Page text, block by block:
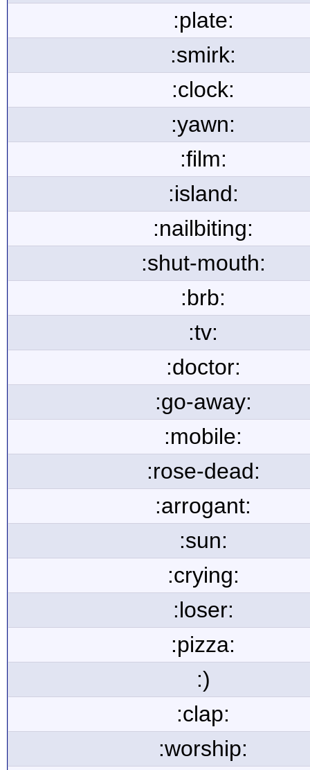
:plate:
:smirk:
:clock:
:yawn:
:film:
:island:
:nailbiting:
:shut-mouth:
:brb:
:tv:
:doctor:
:go-away:
:mobile:
:rose-dead:
:arrogant:
:sun:
:crying:
:loser:
:pizza:
:)
:clap:
:worship: